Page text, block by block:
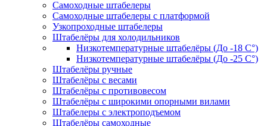
Самоходные штабелеры
Самоходные штабелеры с платформой
Узкопроходные штабелеры
Штабелёры для холодильников
Низкотемпературные штабелёры (До -18 C°)
Низкотемпературные штабелёры (До -25 C°)
Штабелёры ручные
Штабелёры с весами
Штабелёры с противовесом
Штабелёры с широкими опорными вилами
Штабелеры с электроподъемом
Штабелёры самоходные